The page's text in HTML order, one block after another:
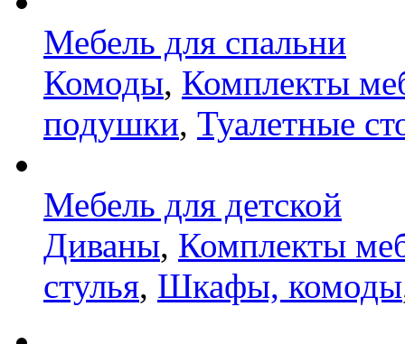
Мебель для спальни
Комоды, Комплекты
подушки, Туалетные
Мебель для детской
Диваны, Комплекты
стулья, Шкафы, комоды